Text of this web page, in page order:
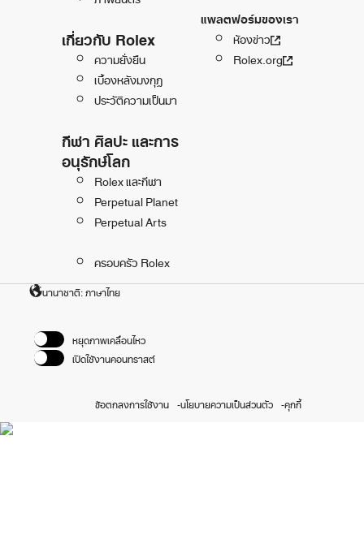
เกี่ยวกับ Rolex
ความยั่งยืน
เบื้องหลังมงกุฎ
ประวัติความเป็นมา
กีฬา ศิลปะ และการ
อนุรักษ์โลก
Rolex และกีฬา
Perpetual Planet
Perpetual Arts
ครอบครัว Rolex
แพลตฟอร์มของเรา
ห้องข่าว
Rolex.org
นานาชาติ: ภาษาไทย
หยุดภาพเคลื่อนไหว
เปิดใช้งานคอนทราสต์
ข้อตกลงการใช้งาน นโยบายความเป็นส่วนตัว คุกกี้